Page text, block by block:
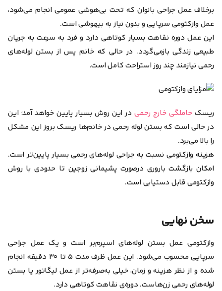
برخلاف عمل جراحی بانوان که تحت بی‌هوشی عمومی انجام می‌شود،
عمل وازکتومی سرپایی و بدون نیاز به بیهوشی است.
این عمل دوره نقاهت بسیار کوتاهی دارد و فرد به سرعت به جریان
طبیعی زندگی بازمی‌گردد. در حالی که خانم پس از بستن لوله‌های
رحمی نیازمند چند روز استراحت کامل است.
ریسکحاملگی خارج رحمیدر این روش بسیار پایین خواهد آمد؛ این
در حالی است که بستن لوله رحمی در خانم‌ها ریسک بروز این مشکل
را بالا می‌برد.
هزینه وازکتومی نسبت به جراحی لوله‌های رحمی بسیار پایین‌تر است.
امکان بازگشت باروری درصورت پشیمانی زوجین تا حدودی با روش
وازکتومی قابل دستیابی است.
سخن نهایی
وازکتومی عمل بستن لوله‌های اسپرم‌بر است و یک عمل جراحی
سرپایی محسوب می‌شود. این عمل ظرف مدت ۵ تا ۳۰ دقیقه انجام
شده و از نظر هزینه و زمان، خیلی به‌صرفه‌تر از عمل لیگاتور یا بستن
لوله‌های رحمی زن‌هاست. دوره‌ی نقاهت کوتاهی دارد.